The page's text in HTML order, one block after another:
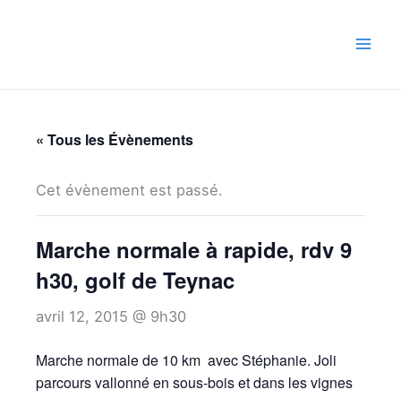
« Tous les Évènements
Cet évènement est passé.
Marche normale à rapide, rdv 9
h30, golf de Teynac
avril 12, 2015 @ 9h30
Marche normale de 10 km avec Stéphanie. Joli
parcours vallonné en sous-bois et dans les vignes